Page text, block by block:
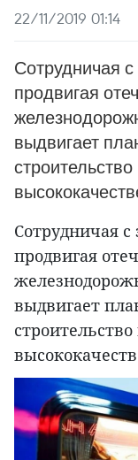
22/11/2019 01:14
Сотрудничая
продвигая
выдвигает
Сотрудничая
продвигая
выдвигает